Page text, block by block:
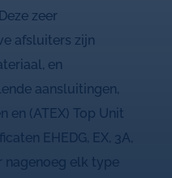
zeer
afsluiters zijn
en
aansluitingen,
en (ATEX) Top Unit
EHEDG, EX, 3A,
nagenoeg elk type